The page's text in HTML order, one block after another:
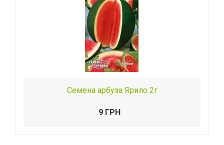
Семена арбуза Ярило 2г
9 ГРН